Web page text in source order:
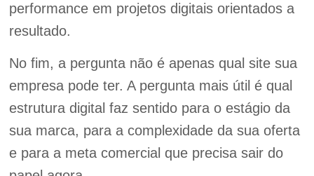
performance em projetos digitais orientados a
resultado.
No fim, a pergunta não é apenas qual site sua
empresa pode ter. A pergunta mais útil é qual
estrutura digital faz sentido para o estágio da
sua marca, para a complexidade da sua oferta
e para a meta comercial que precisa sair do